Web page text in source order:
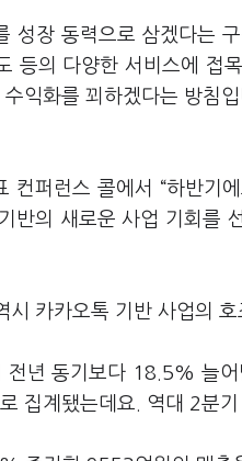
성장 동력으로 삼겠다는
등의 다양한 서비스에 접
익화를 꾀하겠다는 방침
컨퍼런스 콜에서 “하반기
반의 새로운 사업 기회를
카카오톡 기반 사업의
전년 동기보다 18.5% 늘
집계됐는데요 역대 2분